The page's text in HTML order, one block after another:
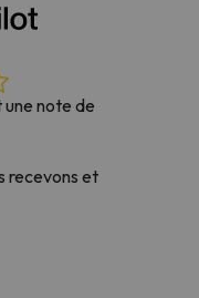
une note de
recevons et